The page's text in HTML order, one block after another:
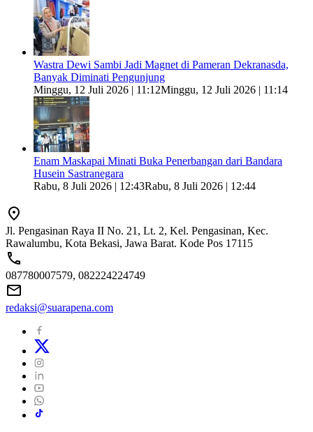
Wastra Dewi Sambi Jadi Magnet di Pameran Dekranasda,
Banyak Diminati Pengunjung
Minggu, 12 Juli 2026 | 11:12Minggu, 12 Juli 2026 | 11:14
Enam Maskapai Minati Buka Penerbangan dari Bandara
Husein Sastranegara
Rabu, 8 Juli 2026 | 12:43Rabu, 8 Juli 2026 | 12:44
Jl. Pengasinan Raya II No. 21, Lt. 2, Kel. Pengasinan, Kec.
Rawalumbu, Kota Bekasi, Jawa Barat. Kode Pos 17115
087780007579, 082224224749
redaksi@suarapena.com